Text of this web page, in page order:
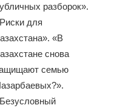
разборок».
для
«В
снова
семью